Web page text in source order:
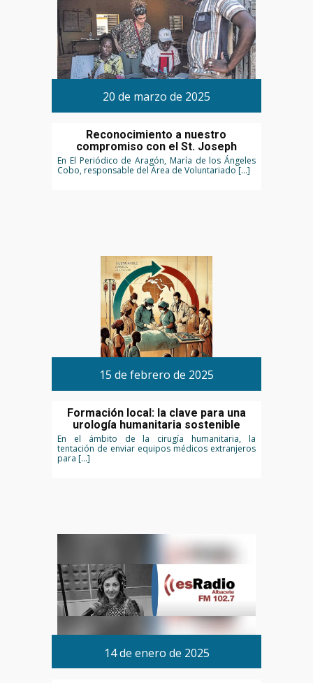
20 de marzo de 2025
Reconocimiento a nuestro
compromiso con el St. Joseph
En El Periódico de Aragón, María de los Ángeles
Cobo, responsable del Área de Voluntariado […]
15 de febrero de 2025
Formación local: la clave para una
urología humanitaria sostenible
En el ámbito de la cirugía humanitaria, la
tentación de enviar equipos médicos extranjeros
para […]
14 de enero de 2025